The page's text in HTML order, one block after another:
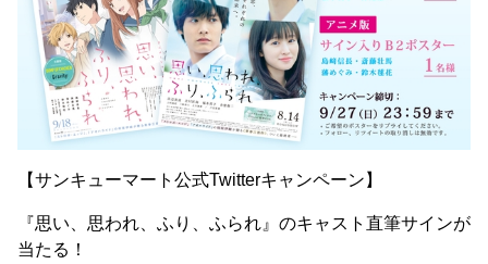
【サンキューマート公式Twitterキャンペーン】
『思い、思われ、ふり、ふられ』のキャスト直筆サインが
当たる！